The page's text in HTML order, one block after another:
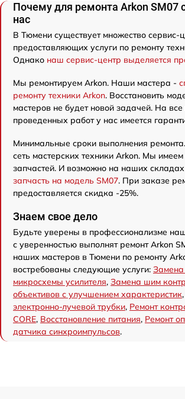
Почему для ремонта Arkon SM07
нас
В Тюмени существует множество сервис-
предоставляющих услуги по ремонту
Однако наш сервис-центр выделяется
Мы ремонтируем Arkon. Наши мастера -
ремонту техники Arkon. Восстановить
мастеров не будет новой задачей. На
проведенных работ у нас имеется
Минимальные сроки выполнения
сеть мастерских техники Arkon. Мы
запчастей. И возможно на наших складах
запчасть на модель SM07. При заказе
предоставляется скидка -25%.
Знаем свое дело
Будьте уверены в профессионализме
с уверенностью выполнят ремонт Arkon
наших мастеров в Тюмени по ремонту
востребованы следующие услуги:
микросхемы усилителя, Замена шим
объективов с улучшением характеристик,
электронно-лучевой трубки, Ремонт
CORE, Восстановление питания, Ремонт
датчика синхроимпульсов.